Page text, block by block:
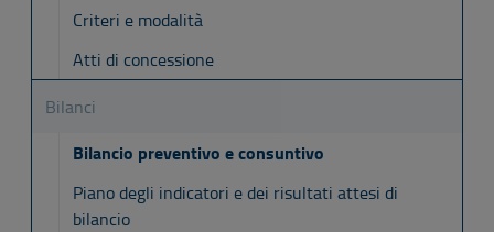
Criteri e modalità
Atti di concessione
Bilanci
Bilancio preventivo e consuntivo
Piano degli indicatori e dei risultati attesi di
bilancio